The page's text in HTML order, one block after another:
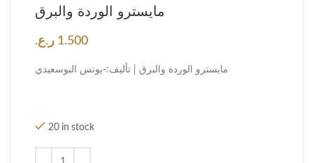
مايسترو الوردة والبرق
1.500 ر.ع.
مايسترو الوردة والبرق | تأليف:-يونس البوسعيدي
20 in stock